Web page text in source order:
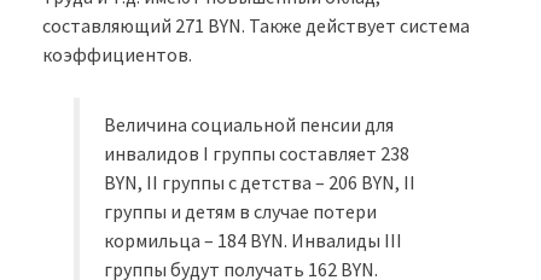
составляющий 271 BYN. Также действует система
коэффициентов.
Величина социальной пенсии для
инвалидов I группы составляет 238
BYN, II группы с детства – 206 BYN, II
группы и детям в случае потери
кормильца – 184 BYN. Инвалиды III
группы будут получать 162 BYN.